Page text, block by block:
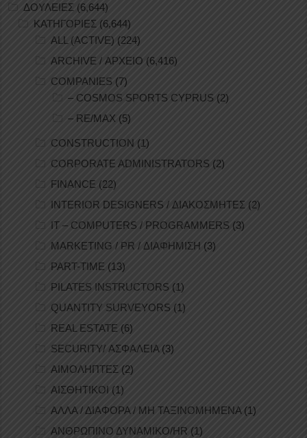
ΔΟΥΛΕΙΕΣ (6,644)
ΚΑΤΗΓΟΡΙΕΣ (6,644)
ALL (ACTIVE) (224)
ARCHIVE / ΑΡΧΕΙΟ (6,416)
COMPANIES (7)
– COSMOS SPORTS CYPRUS (2)
– RE/MAX (5)
CONSTRUCTION (1)
CORPORATE ADMINISTRATORS (2)
FINANCE (22)
INTERIOR DESIGNERS / ΔΙΑΚΟΣΜΗΤΕΣ (2)
IT – COMPUTERS / PROGRAMMERS (3)
MARKETING / PR / ΔΙΑΦΗΜΙΣΗ (3)
PART-TIME (13)
PILATES INSTRUCTORS (1)
QUANTITY SURVEYORS (1)
REAL ESTATE (6)
SECURITY/ ΑΣΦΑΛΕΙΑ(3)
ΑΙΜΟΛΗΠΤΕΣ (2)
ΑΙΣΘΗΤΙΚΟΙ (1)
ΑΛΛΑ / ΔΙΑΦΟΡΑ / ΜΗ ΤΑΞΙΝΟΜΗΜΕΝΑ(1)
ΑΝΘΡΩΠΙΝΟ ΔΥΝΑΜΙΚΟ/HR (1)